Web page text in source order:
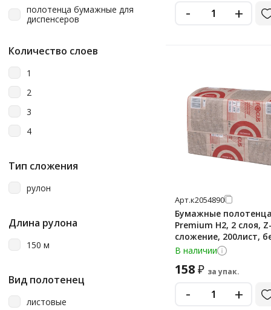
Officeclean
Protissue
Soffione
TEMCA/Челтекс
Tellus (tork)
Teres
Vclean
Vega
Veiro Home Professional
Veiro Professional
Viva
Zewa
полотенца бумажные для
диспенсеров
Количество слоев
1
2
3
4
Тип сложения
рулон
Длина рулона
150 м
Вид полотенец
листовые
- +
Арт.к2054890
Бумажные
Premium H2, 2 слоя,
сложение, 200лист,
5083775
В наличии
158₽ за упак.
- +